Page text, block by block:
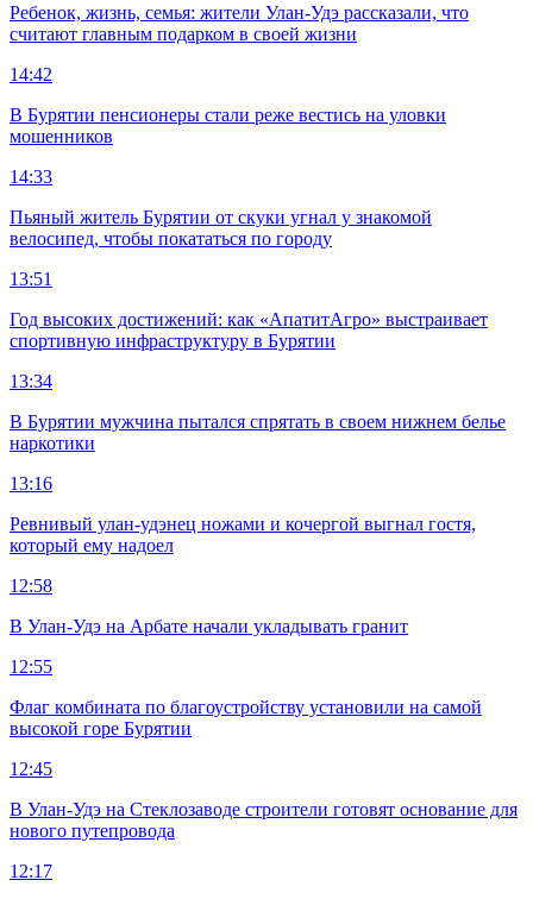
Ребенок, жизнь, семья: жители Улан-Удэ рассказали, что
считают главным подарком в своей жизни
14:42
В Бурятии пенсионеры стали реже вестись на уловки
мошенников
14:33
Пьяный житель Бурятии от скуки угнал у знакомой
велосипед, чтобы покататься по городу
13:51
Год высоких достижений: как «АпатитАгро» выстраивает
спортивную инфраструктуру в Бурятии
13:34
В Бурятии мужчина пытался спрятать в своем нижнем белье
наркотики
13:16
Ревнивый улан-удэнец ножами и кочергой выгнал гостя,
который ему надоел
12:58
В Улан-Удэ на Арбате начали укладывать гранит
12:55
Флаг комбината по благоустройству установили на самой
высокой горе Бурятии
12:45
В Улан-Удэ на Стеклозаводе строители готовят основание для
нового путепровода
12:17